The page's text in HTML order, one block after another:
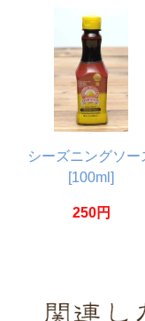
シーズニングソー
[100ml]
250円